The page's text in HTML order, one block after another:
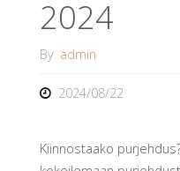
2024
By admin
2024/08/22
Kiinnostaako